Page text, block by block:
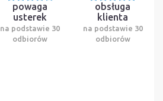
powaga
usterek
na podstawie 30
odbiorów
obsługa
klienta
na podstawie 30
odbiorów